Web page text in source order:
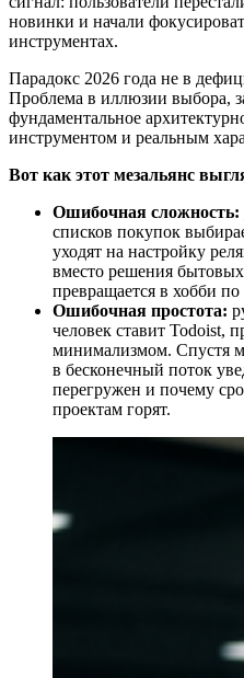
новинки и начали
инструментах.
Парадокс 2026 года не в
Проблема в иллюзии выбора,
фундаментальное
инструментом и реальным
Вот как этот мезальянс
Ошибочная сложность:
списков покупок
уходят на настройку
вместо решения
превращается в хобби
Ошибочная простота:
человек ставит Todoist,
минимализмом. Спустя
в бесконечный поток
перегружен и почему
проектам горят.